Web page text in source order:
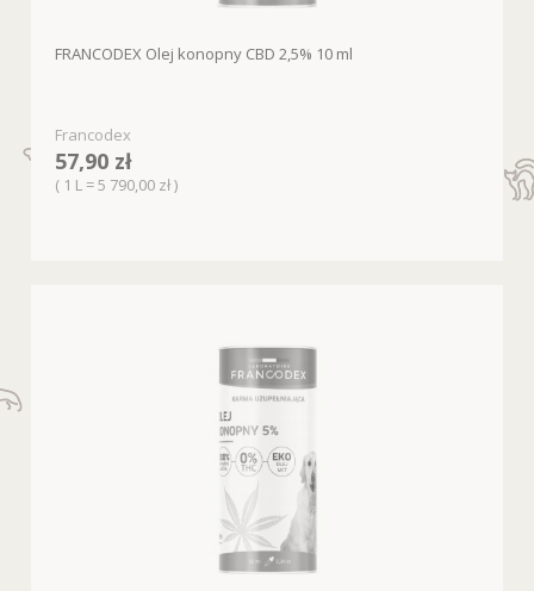
FRANCODEX Olej konopny CBD 2,5% 10 ml
Francodex
57,90 zł
( 1 L = 5 790,00 zł )